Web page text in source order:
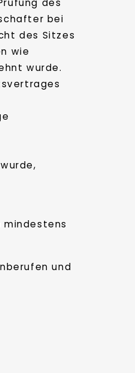
des
bei
des Sitzes
wie
wurde.
mindestens
und